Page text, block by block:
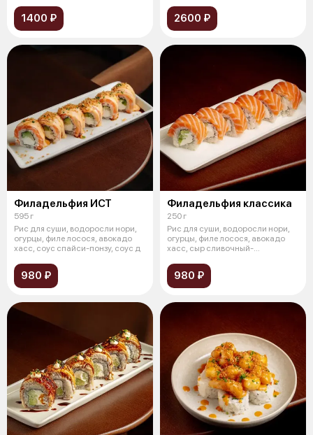
1400 ₽ 2600 ₽
Филадельфия ИСТ
595 г
Рис для суши, водоросли нори,
огурцы, филе лосося, авокадо
хасс, соус спайси-понзу, соус д
980 ₽
Филадельфия классика
250 г
Рис для суши, водоросли нори,
огурцы, филе лосося, авокадо
хасс, сыр сливочный-
980 ₽